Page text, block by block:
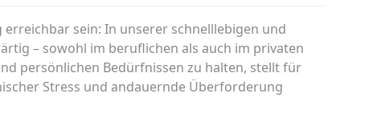
sein: In unserer schnelllebigen und
– sowohl im beruflichen als auch im privaten
persönlichen Bedürfnissen zu halten, stellt für
Stress und andauernde Überforderung